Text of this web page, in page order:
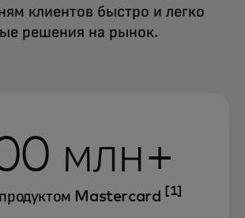
клиентов быстро и легко
решения на рынок.
млн+
продуктом Mastercard [1]